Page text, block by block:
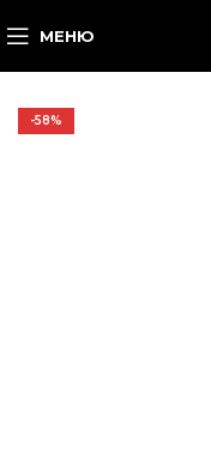
МЕНЮ
-58%